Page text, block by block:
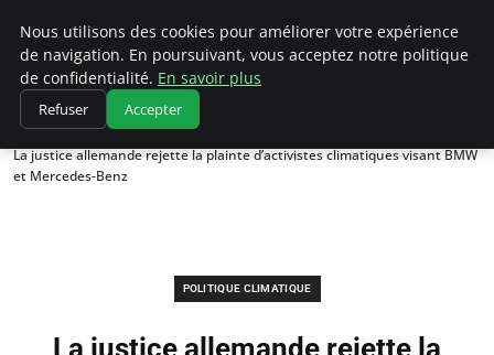
Climatedebtagents
Accueil
Politique climatique
La justice allemande rejette la plainte d’activistes climatiques visant BMW
et Mercedes-Benz
POLITIQUE CLIMATIQUE
La justice allemande rejette la
Nous utilisons des cookies pour améliorer votre expérience
de navigation. En poursuivant, vous acceptez notre politique
de confidentialité. En savoir plus
Refuser Accepter